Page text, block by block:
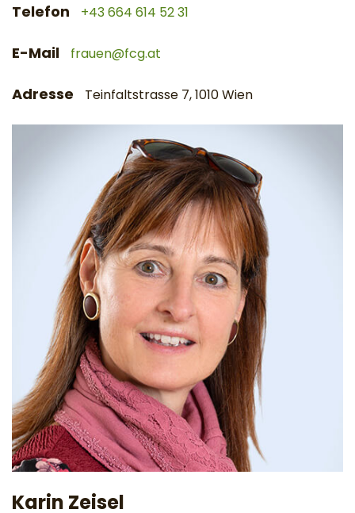
Telefon +43 664 614 52 31
E-Mail frauen@fcg.at
Adresse Teinfaltstrasse 7, 1010 Wien
Karin Zeisel